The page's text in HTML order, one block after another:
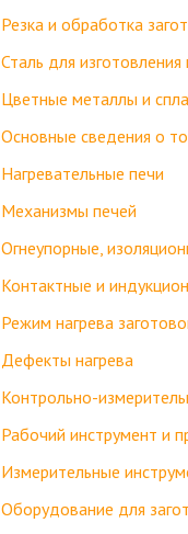
Резка и обработка
Сталь для изготовления
Цветные металлы и
Основные сведения о
Нагревательные печи
Механизмы печей
Огнеупорные,
Контактные и
Режим нагрева
Дефекты нагрева
Контрольно-
Рабочий инструмент и
Измерительные
Оборудование для